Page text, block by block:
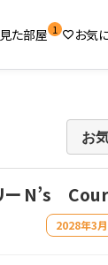
た部屋 1 お気
お
ー N’s
2028年3